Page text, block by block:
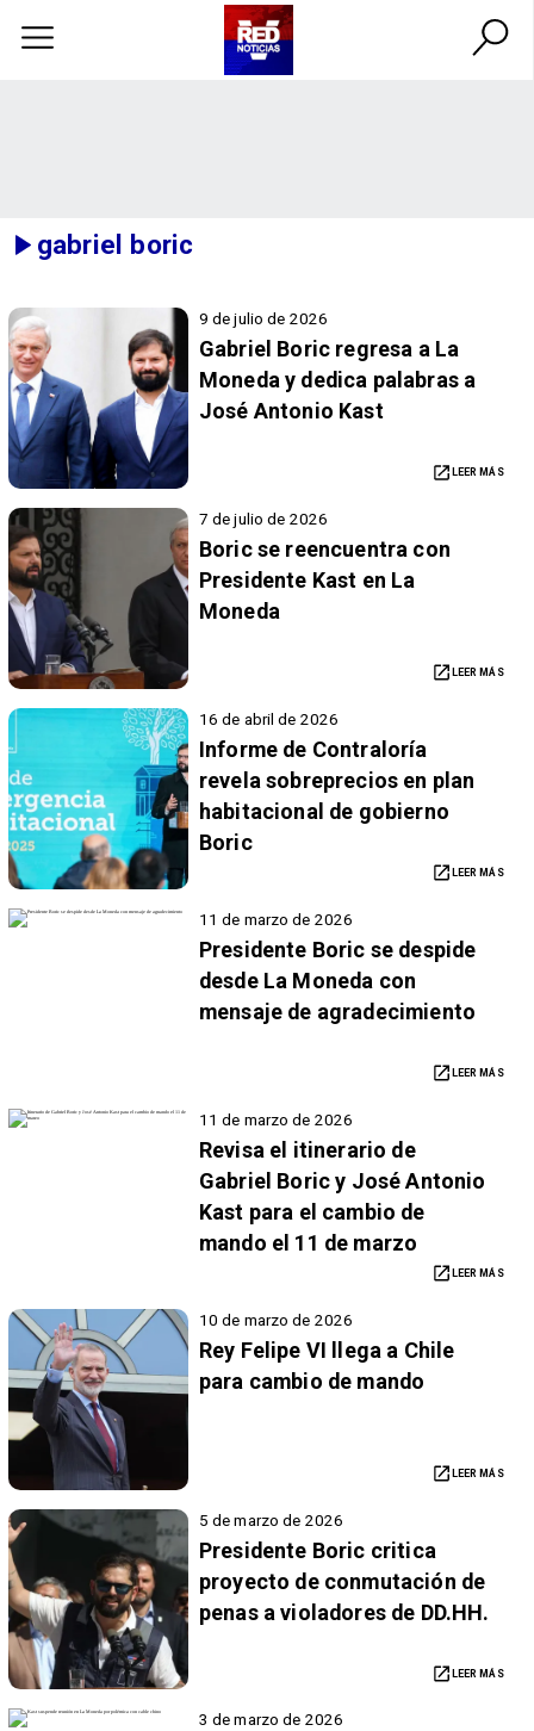
gabriel boric
9 de julio de 2026
Gabriel Boric regresa a La
Moneda y dedica palabras a
José Antonio Kast
LEER MÁS
7 de julio de 2026
Boric se reencuentra con
Presidente Kast en La
Moneda
LEER MÁS
16 de abril de 2026
Informe de Contraloría
revela sobreprecios en plan
habitacional de gobierno
Boric
LEER MÁS
11 de marzo de 2026
Presidente Boric se despide
desde La Moneda con
mensaje de agradecimiento
LEER MÁS
11 de marzo de 2026
Revisa el itinerario de
Gabriel Boric y José Antonio
Kast para el cambio de
mando el 11 de marzo
LEER MÁS
10 de marzo de 2026
Rey Felipe VI llega a Chile
para cambio de mando
LEER MÁS
5 de marzo de 2026
Presidente Boric critica
proyecto de conmutación de
penas a violadores de DD.HH.
LEER MÁS
3 de marzo de 2026